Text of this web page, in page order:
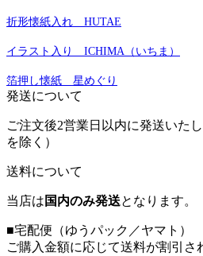
折形懐紙入れ HUTAE
イラスト入り ICHIMA（いちま）
箔押し懐紙 星めぐり
発送について
ご注文後2営業日以内に発送いた
を除く）
送料について
当店は 国内のみ発送となります。
■宅配便（ゆうパック／ヤマト）
ご購入金額に応じて送料が割引